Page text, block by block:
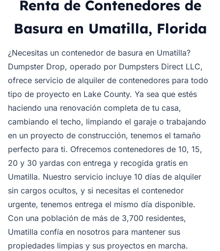
Renta de Contenedores de
Basura en Umatilla, Florida
¿Necesitas un contenedor de basura en Umatilla?
Dumpster Drop, operado por Dumpsters Direct LLC,
ofrece servicio de alquiler de contenedores para todo
tipo de proyecto en Lake County. Ya sea que estés
haciendo una renovación completa de tu casa,
cambiando el techo, limpiando el garaje o trabajando
en un proyecto de construcción, tenemos el tamaño
perfecto para ti. Ofrecemos contenedores de 10, 15,
20 y 30 yardas con entrega y recogida gratis en
Umatilla. Nuestro servicio incluye 10 días de alquiler
sin cargos ocultos, y si necesitas el contenedor
urgente, tenemos entrega el mismo día disponible.
Con una población de más de 3,700 residentes,
Umatilla confía en nosotros para mantener sus
propiedades limpias y sus proyectos en marcha.